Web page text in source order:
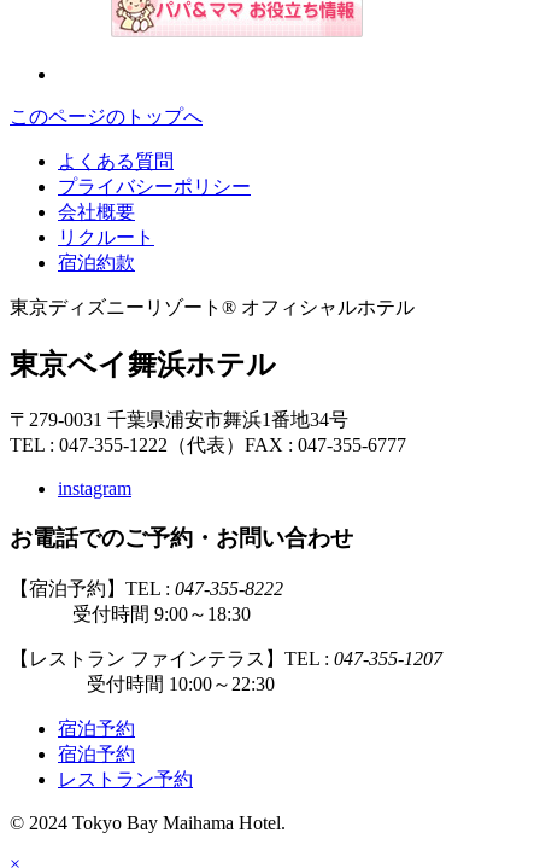
このページのトップへ
よくある質問
プライバシーポリシー
会社概要
リクルート
宿泊約款
東京ディズニーリゾート® オフィシャルホテル
東京ベイ舞浜ホテル
〒279-0031 千葉県浦安市舞浜1番地34号
TEL : 047-355-1222（代表） FAX : 047-355-6777
instagram
お電話でのご予約・お問い合わせ
【宿泊予約】TEL : 047-355-8222
受付時間 9:00～18:30
【レストラン ファインテラス】TEL : 047-355-1207
受付時間 10:00～22:30
宿泊予約
宿泊予約
レストラン予約
© 2024 Tokyo Bay Maihama Hotel.
×